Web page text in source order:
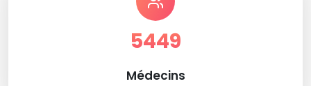
5449
Médecins